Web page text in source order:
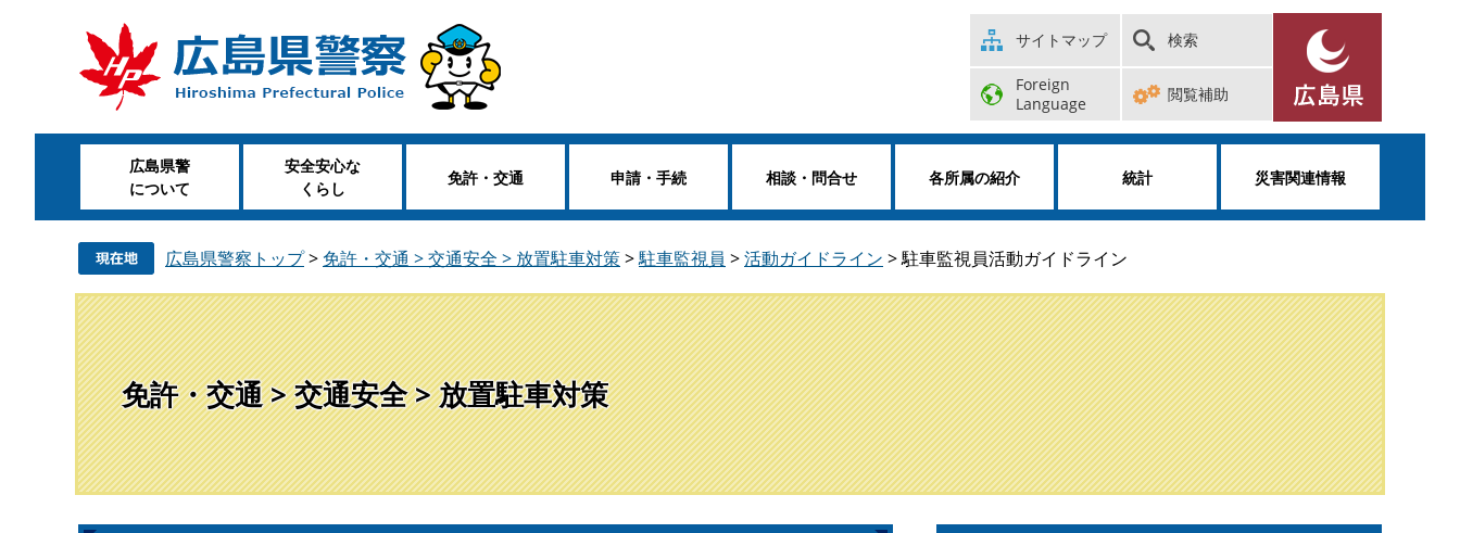
。
て
サイトマップ 検索
Foreign
Language
閲覧補助
広島県警
について
安全安心な
くらし
免許・交通 申請・手続 相談・問合せ 各所属の紹介 統計 災害関連情報
広島県警察トップ> 免許・交通 > 交通安全 > 放置駐車対策>駐車監視員 >活動ガイドライン >駐車監視員活動ガイドライン
免許・交通 > 交通安全 > 放置駐車対策